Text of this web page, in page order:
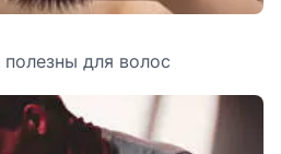
для волос